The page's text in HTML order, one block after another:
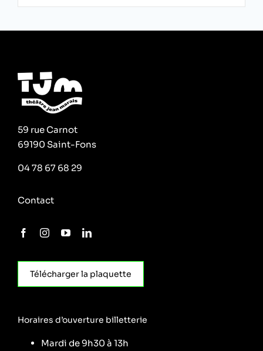
59 rue Carnot
69190 Saint-Fons
04 78 67 68 29
Contact
Télécharger la plaquette
Horaires d’ouverture billetterie
Mardi de 9h30 à 13h